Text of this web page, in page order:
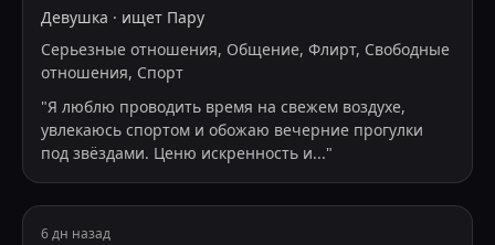
Девушка · ищет Пару
Серьезные отношения, Общение, Флирт, Свободные
отношения, Спорт
"Я люблю проводить время на свежем воздухе,
увлекаюсь спортом и обожаю вечерние прогулки
под звёздами. Ценю искренность и..."
6 дн назад